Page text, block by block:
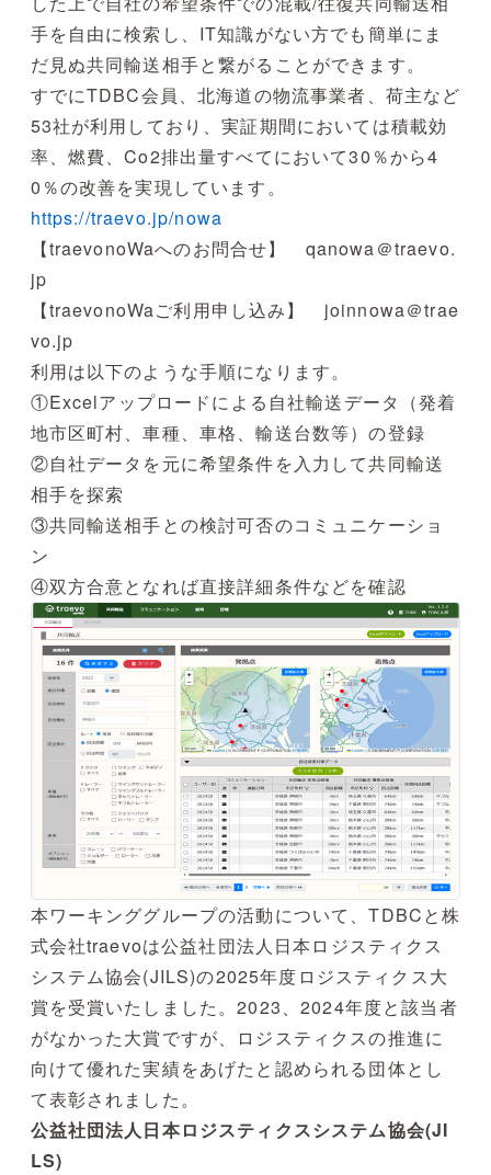
手を自由に検索し、IT知識がない方でも簡単にま
だ見ぬ共同輸送相手と繋がることができます。
すでにTDBC会員、北海道の物流事業者、荷主など
53社が利用しており、実証期間においては積載効
率、燃費、Co2排出量すべてにおいて30％から4
0％の改善を実現しています。
https://traevo.jp/nowa
【traevonoWaへのお問合せ】 qanowa＠traevo.
jp
【traevonoWaご利用申し込み】 joinnowa＠trae
vo.jp
利用は以下のような手順になります。
①Excelアップロードによる自社輸送データ（発着
地市区町村、車種、車格、輸送台数等）の登録
②自社データを元に希望条件を入力して共同輸送
相手を探索
③共同輸送相手との検討可否のコミュニケーショ
ン
④双方合意となれば直接詳細条件などを確認
本ワーキンググループの活動について、TDBCと株
式会社traevoは公益社団法人日本ロジスティクス
システム協会(JILS)の2025年度ロジスティクス大
賞を受賞いたしました。2023、2024年度と該当者
がなかった大賞ですが、ロジスティクスの推進に
向けて優れた実績をあげたと認められる団体とし
て表彰されました。
公益社団法人日本ロジスティクスシステム協会(JI
LS)